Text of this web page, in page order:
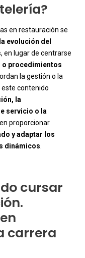
en restauración se
evolución del
, en lugar de centrarse
o procedimientos
la gestión o la
contenido
la
servicio o la
proporcionar
y adaptar los
dinámicos.
cursar
carrera